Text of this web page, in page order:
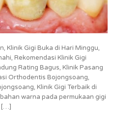
Klinik Gigi Buka di Hari Minggu,
Rekomendasi Klinik Gigi
Rating Bagus, Klinik Pasang
Orthodentis Bojongsoang,
Klinik Gigi Terbaik di
warna pada permukaan gigi
[…]